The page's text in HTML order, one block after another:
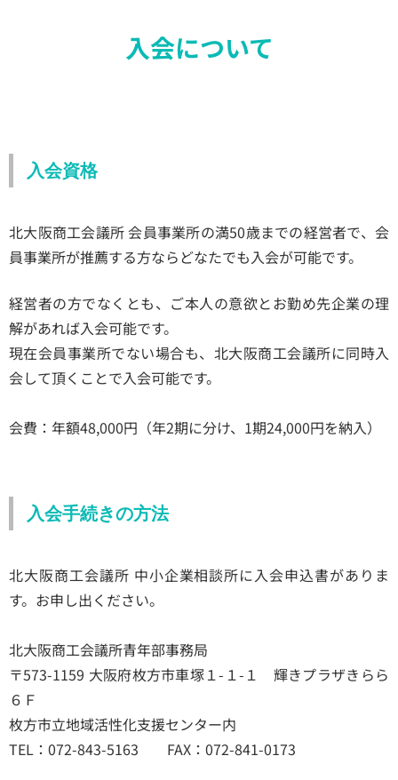
入会について
入会資格
北大阪商工会議所 会員事業所の満50歳までの経営者で、会
員事業所が推薦する方ならどなたでも入会が可能です。
経営者の方でなくとも、ご本人の意欲とお勤め先企業の理
解があれば入会可能です。
現在会員事業所でない場合も、北大阪商工会議所に同時入
会して頂くことで入会可能です。
会費：年額48,000円（年2期に分け、1期24,000円を納入）
入会手続きの方法
北大阪商工会議所 中小企業相談所に入会申込書がありま
す。お申し出ください。
北大阪商工会議所青年部事務局
〒573-1159 大阪府枚方市車塚１-１-１ 輝きプラザきらら
６Ｆ
枚方市立地域活性化支援センター内
TEL：072-843-5163 FAX：072-841-0173